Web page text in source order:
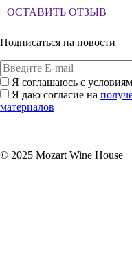
ОСТАВИТЬ ОТЗЫВ
Подписаться на новости
Я соглашаюсь с
Я даю согласие на
материалов
© 2025 Mozart Wine House